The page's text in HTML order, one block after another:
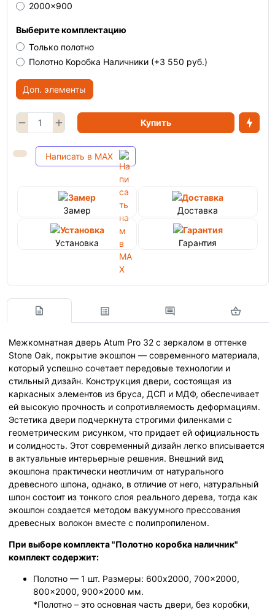
2000x900
Выберите комплектацию
Только полотно
Полотно Коробка Наличники (+3 550 руб.)
Доп. элементы
Купить
Написать в MAX
Замер Доставка
Установка Гарантия
Межкомнатная дверь Atum Pro 32 с зеркалом в оттенке
Stone Oak, покрытие экошпон — современного материала,
который успешно сочетает передовые технологии и
стильный дизайн. Конструкция двери, состоящая из
каркасных элементов из бруса, ДСП и МДФ, обеспечивает
ей высокую прочность и сопротивляемость деформациям.
Эстетика двери подчеркнута строгими филенками с
геометрическим рисунком, что придает ей официальность
и солидность. Этот современный дизайн легко вписывается
в актуальные интерьерные решения. Внешний вид
экошпона практически неотличим от натурального
древесного шпона, однако, в отличие от него, натуральный
шпон состоит из тонкого слоя реального дерева, тогда как
экошпон создается методом вакуумного прессования
древесных волокон вместе с полипропиленом.
При выборе комплекта "Полотно коробка наличник"
комплект содержит:
Полотно — 1 шт. Размеры: 600x2000, 700x2000,
800x2000, 900x2000 мм.
*Полотно – это основная часть двери, без коробки,